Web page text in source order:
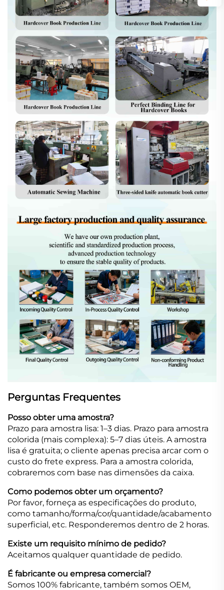
Perguntas Frequentes
Posso obter uma amostra?
Prazo para amostra lisa: 1–3 dias. Prazo para amostra
colorida (mais complexa): 5–7 dias úteis. A amostra
lisa é gratuita; o cliente apenas precisa arcar com o
custo do frete express. Para a amostra colorida,
cobraremos com base nas dimensões da caixa.
Como podemos obter um orçamento?
Por favor, forneça as especificações do produto,
como tamanho/forma/cor/quantidade/acabamento
superficial, etc. Responderemos dentro de 2 horas.
Existe um requisito mínimo de pedido?
Aceitamos qualquer quantidade de pedido.
É fabricante ou empresa comercial?
Somos 100% fabricante, também somos OEM,